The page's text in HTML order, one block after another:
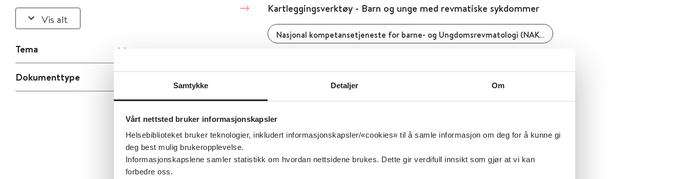
Samtykke Detaljer Om
Vårt nettsted bruker informasjonskapsler
Helsebiblioteket bruker teknologier, inkludert informasjonskapsler/«cookies» til å samle informasjon om deg for å kunne gi
deg best mulig brukeropplevelse.
Informasjonskapslene samler statistikk om hvordan nettsidene brukes. Dette gir verdifull innsikt som gjør at vi kan
forbedre oss.
Vis alt
Tema
Dokumenttype
Kartleggingsverktøy - Barn og unge med revmatiske sykdommer
Nasjonal kompetansetjeneste for barne- og Ungdomsrevmatologi (NAKBUR)
Kartleggingsverktøy traumer, stress og overgrep - voksne